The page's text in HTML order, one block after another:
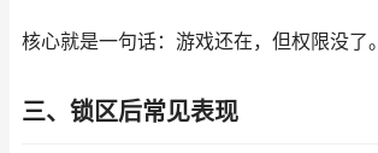
核心就是一句话：游戏还在，但权限没了。
三、锁区后常见表现